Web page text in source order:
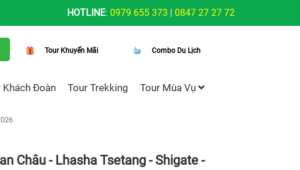
HOTLINE: 0979 655 373 | 0847 27 27 72
Tour Khuyến Mãi Combo Du Lịch
Khách Đoàn Tour Trekking Tour Mùa Vụ
Châu - Lhasha Tsetang - Shigate -